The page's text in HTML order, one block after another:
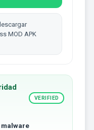
MOD APK
VERIFIED
malware